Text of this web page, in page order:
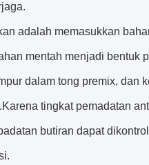
adalah memasukkan
mentah menjadi bentuk
dalam tong premix, dan
tingkat pemadatan
butiran dapat